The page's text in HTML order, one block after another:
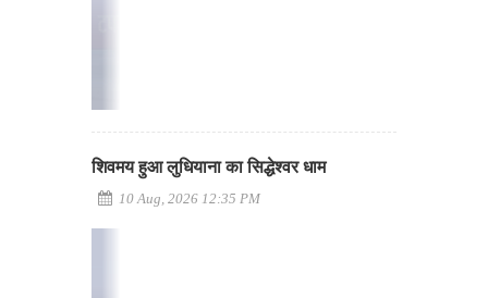
शिवमय हुआ लुधियाना का सिद्धेश्वर धाम
10 Aug, 2026 12:35 PM